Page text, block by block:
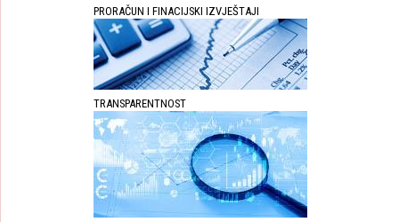
PRORAČUN I FINACIJSKI IZVJEŠTAJI
TRANSPARENTNOST